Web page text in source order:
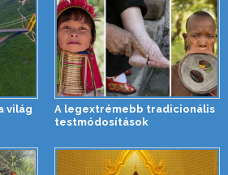
világ
A legextrémebb tradicionális
testmódosítások